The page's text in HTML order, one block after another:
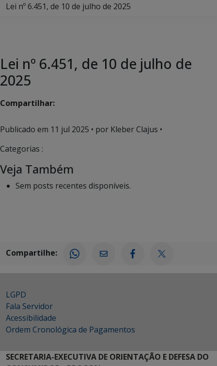
Lei nº 6.451, de 10 de julho de 2025
Lei nº 6.451, de 10 de julho de
2025
Compartilhar:
Publicado em 11 jul 2025 • por Kleber Clajus •
Categorias :
Veja Também
Sem posts recentes disponíveis.
Compartilhe:
LGPD
Fala Servidor
Acessibilidade
Ordem Cronológica de Pagamentos
SECRETARIA-EXECUTIVA DE ORIENTAÇÃO E DEFESA DO